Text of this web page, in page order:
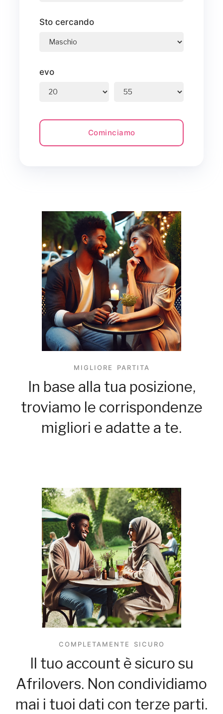
Sto cercando
evo
Cominciamo
MIGLIORE PARTITA
In base alla tua posizione,
troviamo le corrispondenze
migliori e adatte a te.
COMPLETAMENTE SICURO
Il tuo account è sicuro su
Afrilovers. Non condividiamo
mai i tuoi dati con terze parti.